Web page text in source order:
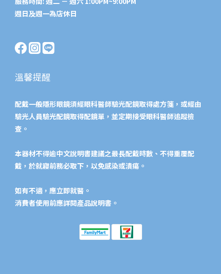
週日及週一為店休日
溫馨提醒
配戴一般隱形眼鏡須經眼科醫師驗光配鏡取得處方箋，或經由
驗光人員驗光配鏡取得配鏡單，並定期接受眼科醫師追蹤檢
查。
本器材不得逾中文說明書建議之最長配戴時數、不得重覆配
戴，於就寢前務必取下，以免感染或潰瘍。
如有不適，應立即就醫。
消費者使用前應詳閱產品說明書。​